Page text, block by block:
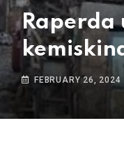
Raperda
FEBRUARY 26, 2024